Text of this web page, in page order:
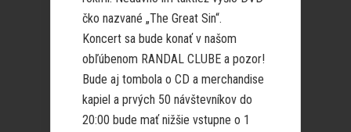
čko nazvané „The Great Sin“.
Koncert sa bude konať v našom
obľúbenom RANDAL CLUBE a pozor!
Bude aj tombola o CD a merchandise
kapiel a prvých 50 návštevníkov do
20:00 bude mať nižšie vstupne o 1